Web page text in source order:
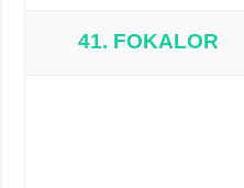
41. FOKALOR